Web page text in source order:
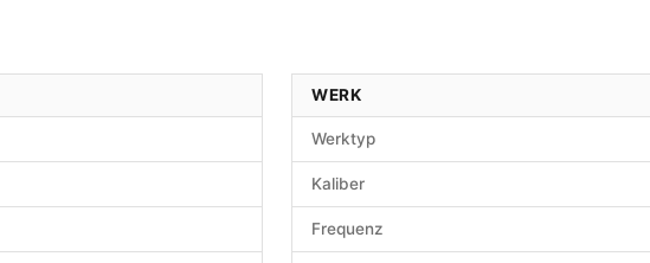
WERK
Werktyp
Kaliber
Frequenz